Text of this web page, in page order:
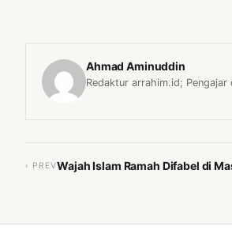
Ahmad Aminuddin
Redaktur arrahim.id;
‹ PREVWajah Islam Ramah Difabel di